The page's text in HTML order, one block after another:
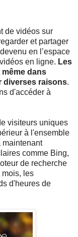
de vidéos sur
et partager
en l’espace
en ligne. Les
dans
diverses raisons.
d'accéder à
visiteurs uniques
à l'ensemble
maintenant
comme Bing,
de recherche
mois, les
d'heures de